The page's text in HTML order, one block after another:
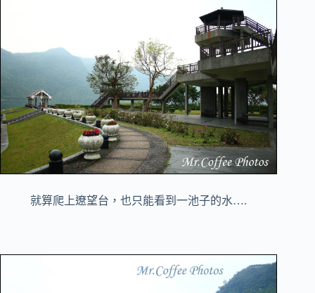
就算爬上遼望台，也只能看到一池子的水….